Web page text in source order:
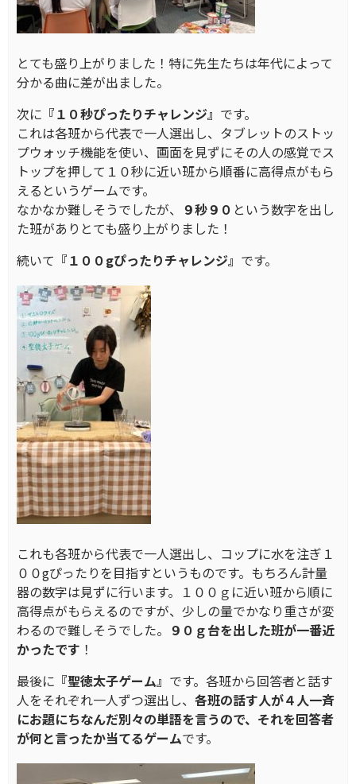
とても盛り上がりました！特に先生たちは年代によって
分かる曲に差が出ました。
次に 『１０秒ぴったりチャレンジ』 です。
これは各班から代表で一人選出し、タブレットのストッ
プウォッチ機能を使い、画面を見ずにその人の感覚でス
トップを押して１０秒に近い班から順番に高得点がもら
えるというゲームです。
なかなか難しそうでしたが、 ９秒９０ という数字を出し
た班がありとても盛り上がりました！
続いて 『１００gぴったりチャレンジ』 です。
これも各班から代表で一人選出し、コップに水を注ぎ１
００gぴったりを目指すというものです。もちろん計量
器の数字は見ずに行います。１００ｇに近い班から順に
高得点がもらえるのですが、少しの量でかなり重さが変
わるので難しそうでした。 ９０ｇ台を出した班が一番近
かったです ！
最後に 『聖徳太子ゲーム』 です。各班から回答者と話す
人をそれぞれ一人ずつ選出し、 各班の話す人が４人一斉
にお題にちなんだ別々の単語を言うので、それを回答者
が何と言ったか当てるゲームです。